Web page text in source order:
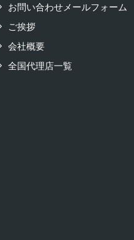
お問い合わせメールフォーム
ご挨拶
会社概要
全国代理店一覧